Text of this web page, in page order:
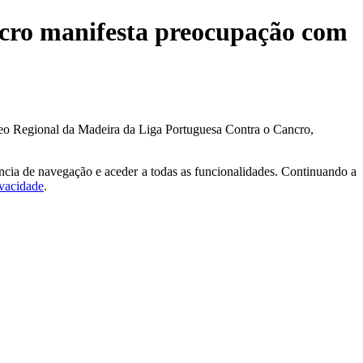
manifesta preocupação com
Regional da Madeira da Liga Portuguesa Contra o Cancro,
de navegação e aceder a todas as funcionalidades. Continuando a
.